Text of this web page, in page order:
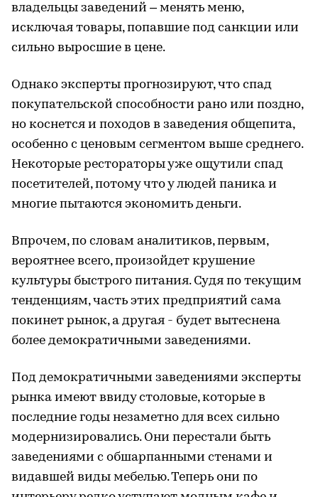
владельцы заведений – менять меню,
исключая товары, попавшие под санкции или
сильно выросшие в цене.
Однако эксперты прогнозируют, что спад
покупательской способности рано или поздно,
но коснется и походов в заведения общепита,
особенно с ценовым сегментом выше среднего.
Некоторые рестораторы уже ощутили спад
посетителей, потому что у людей паника и
многие пытаются экономить деньги.
Впрочем, по словам аналитиков, первым,
вероятнее всего, произойдет крушение
культуры быстрого питания. Судя по текущим
тенденциям, часть этих предприятий сама
покинет рынок, а другая - будет вытеснена
более демократичными заведениями.
Под демократичными заведениями эксперты
рынка имеют ввиду столовые, которые в
последние годы незаметно для всех сильно
модернизировались. Они перестали быть
заведениями с обшарпанными стенами и
видавшей виды мебелью. Теперь они по